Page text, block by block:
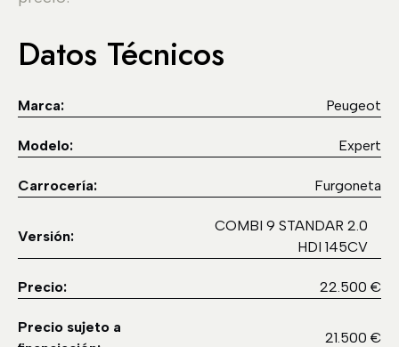
Datos Técnicos
Marca: Peugeot
Modelo: Expert
Carrocería: Furgoneta
Versión:
COMBI 9 STANDAR 2.0
HDI 145CV
Precio: 22.500 €
Precio sujeto a
21.500 €